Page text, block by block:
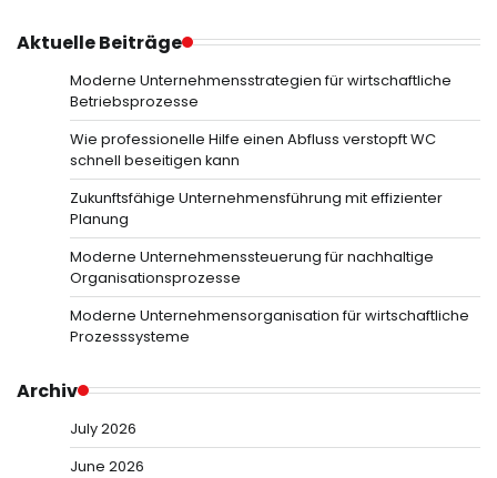
Aktuelle Beiträge
Moderne Unternehmensstrategien für wirtschaftliche
Betriebsprozesse
Wie professionelle Hilfe einen Abfluss verstopft WC
schnell beseitigen kann
Zukunftsfähige Unternehmensführung mit effizienter
Planung
Moderne Unternehmenssteuerung für nachhaltige
Organisationsprozesse
Moderne Unternehmensorganisation für wirtschaftliche
Prozesssysteme
Archiv
July 2026
June 2026